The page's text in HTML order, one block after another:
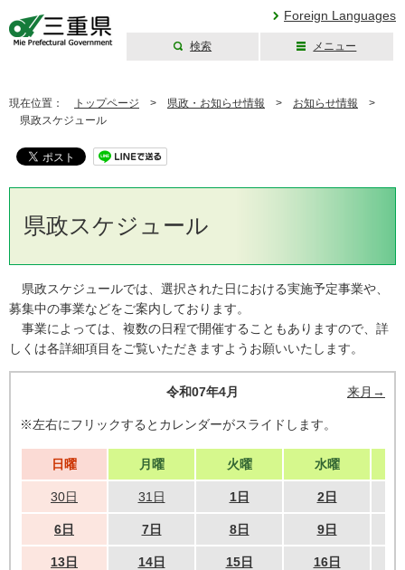
Foreign Languages
検索 メニュー
現在位置： トップページ > 県政・お知らせ情報 > お知らせ情報 >
県政スケジュール
県政スケジュール
県政スケジュールでは、選択された日における実施予定事業や、
募集中の事業などをご案内しております。
事業によっては、複数の日程で開催することもありますので、詳
しくは各詳細項目をご覧いただきますようお願いいたします。
令和07年4月 来月→
※左右にフリックするとカレンダーがスライドします。
日曜 月曜 火曜 水曜
30日 31日 1日 2日
6日 7日 8日 9日
13日 14日 15日 16日